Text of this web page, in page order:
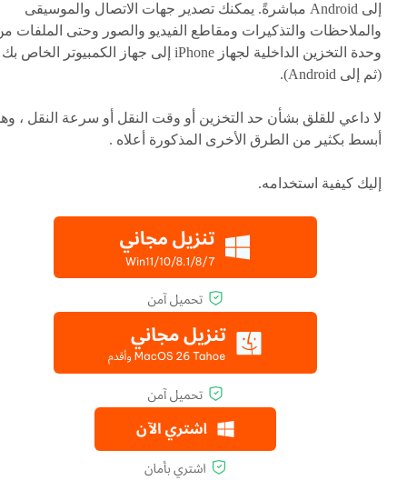
إلى Android مباشرةً. يمكنك تصدير جهات الاتصال والموسيقى
والملاحظات والتذكيرات ومقاطع الفيديو والصور وحتى الملفات
وحدة التخزين الداخلية لجهاز iPhone إلى جهاز الكمبيوتر الخاص بك
(ثم إلى Android).
لا داعي للقلق بشأن حد التخزين أو وقت النقل أو سرعة النقل ،
أبسط بكثير من الطرق الأخرى المذكورة أعلاه .
إليك كيفية استخدامه.